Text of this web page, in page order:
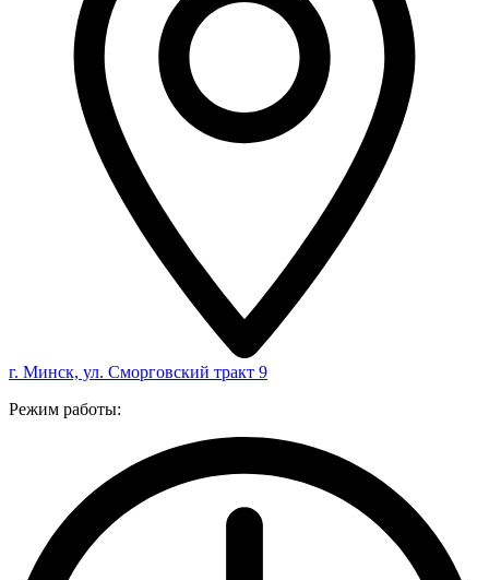
г. Минск, ул. Сморговский тракт 9
Режим работы: